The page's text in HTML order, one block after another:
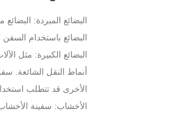
البضائع المبردة:
البضائع باستخدام السفن
الأخرى قد تتطلب
الأخشاب: سفينة